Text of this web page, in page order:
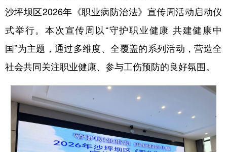
沙坪坝区2026年《职业病防治法》宣传周活动启动仪
式举行。本次宣传周以“守护职业健康 共建健康中
国”为主题，通过多维度、全覆盖的系列活动，营造全
社会共同关注职业健康、参与工伤预防的良好氛围。